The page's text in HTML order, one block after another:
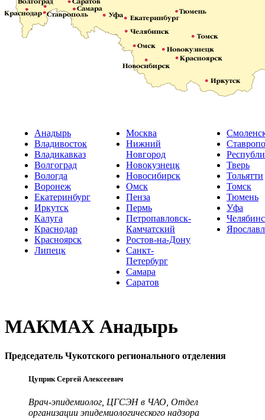
Анадырь
Владивосток
Владикавказ
Волгоград
Вологда
Воронеж
Екатеринбург
Иркутск
Калуга
Краснодар
Красноярск
Липецк
Москва
Нижний
Новгород
Новокузнецк
Новосибирск
Омск
Пенза
Пермь
Петропавловск-
Камчатский
Ростов-на-Дону
Санкт-
Петербург
Самара
Саратов
Тверь
Тольятти
Томск
Тюмень
Уфа
МАКМАХ Анадырь
Председатель Чукотского регионального отделения
Цуприк Сергей Алексеевич
Врач-эпидемиолог, ЦГСЭН в ЧАО, Отдел
организации эпидемиологического надзора